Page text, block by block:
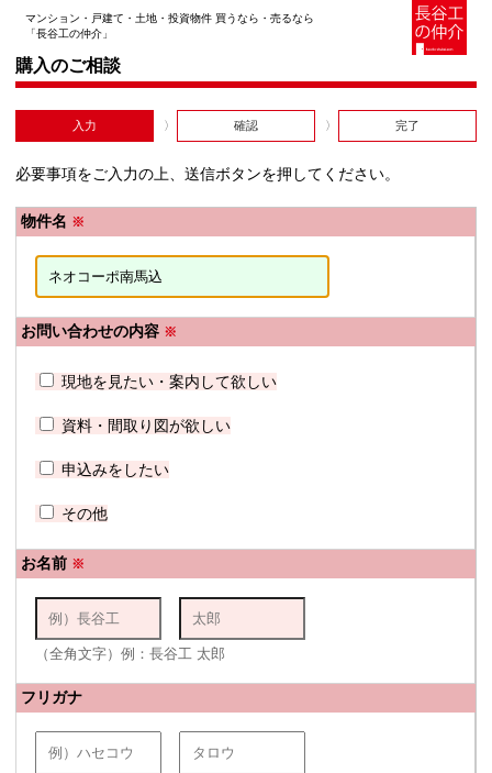
マンション・戸建て・土地・投資物件 買うなら・売るなら
「長谷工の仲介」
購入のご相談
入力 確認 完了
必要事項をご入力の上、送信ボタンを押してください。
物件名 ※
お問い合わせの内容 ※
現地を見たい・案内して欲しい
資料・間取り図が欲しい
申込みをしたい
その他
お名前 ※
（全角文字）例：長谷工 太郎
フリガナ